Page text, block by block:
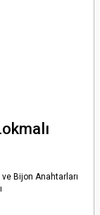
Bijon Anahtarları